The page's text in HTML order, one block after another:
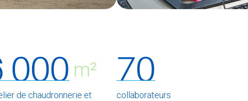
000 m²
de chaudronnerie et
70
collaborateurs